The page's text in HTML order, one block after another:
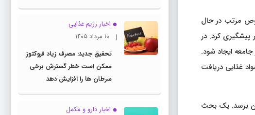
مرتب در حال
پیشگیری کرد. در
ایجاد شود.
غذایی دریافت
برسد. یک بحث
اخبار رژیم غذایی
۱۰ مرداد ۱۴۰۵
تحقیق جدید: مصرف زیاد فروکتوز
ممکن است خطر گسترش برخی
سرطان ها را افزایش دهد
اخبار دارو و مکمل